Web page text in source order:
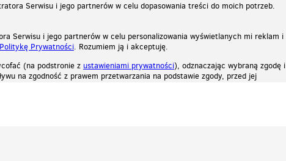
czemu nie będą zbierane żadne informacje.
Serwisu i jego partnerów w celu dopasowania treści do moich potrzeb.
Serwisu i jego partnerów w celu personalizowania wyświetlanych mi reklam i
Politykę Prywatności. Rozumiem ją i akceptuję.
(na podstronie z ustawieniami prywatności), odznaczając wybraną zgodę i
na zgodność z prawem przetwarzania na podstawie zgody, przed jej